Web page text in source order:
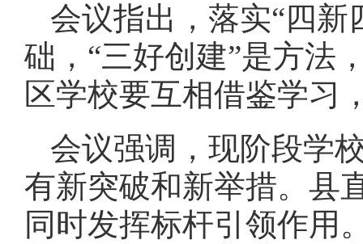
会议指出，落实“四新
础，“三好创建”是方法
区学校要互相借鉴学习
会议强调，现阶段学
有新突破和新举措。县
同时发挥标杆引领作用